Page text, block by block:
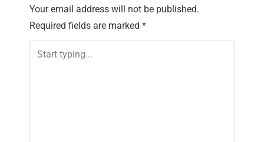
a
v
Your email address will not be published.
Required fields are marked *